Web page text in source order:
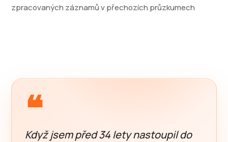
zpracovaných záznamů v přechozích průzkumech
❝
Když jsem před 34 lety nastoupil do